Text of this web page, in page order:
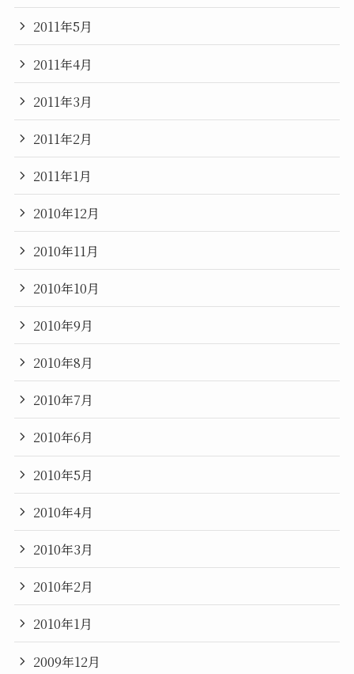
2011年5月
2011年4月
2011年3月
2011年2月
2011年1月
2010年12月
2010年11月
2010年10月
2010年9月
2010年8月
2010年7月
2010年6月
2010年5月
2010年4月
2010年3月
2010年2月
2010年1月
2009年12月